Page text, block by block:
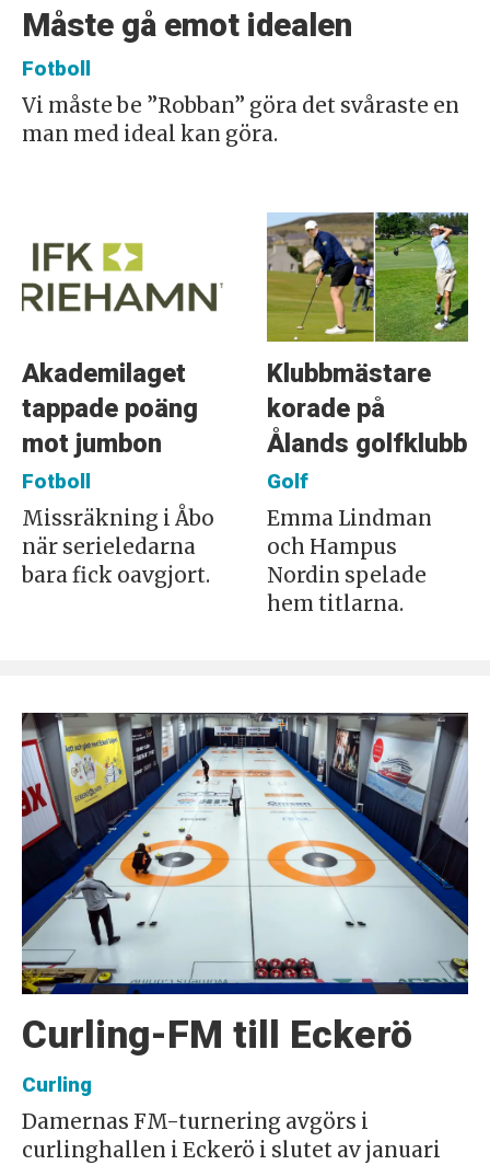
Måste gå emot idealen
Fotboll
Vi måste be ”Robban” göra det svåraste en
man med ideal kan göra.
Akademilaget
tappade poäng
mot jumbon
Fotboll
Missräkning i Åbo
när serieledarna
bara fick oavgjort.
Klubbmästare
korade på
Ålands golfklubb
Golf
Emma Lindman
och Hampus
Nordin spelade
hem titlarna.
Curling-FM till Eckerö
Curling
Damernas FM-turnering avgörs i
curlinghallen i Eckerö i slutet av januari